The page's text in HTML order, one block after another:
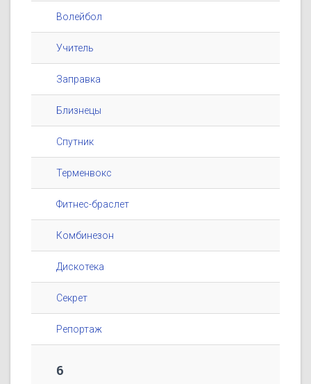
Волейбол
Учитель
Заправка
Близнецы
Спутник
Терменвокс
Фитнес-браслет
Комбинезон
Дискотека
Секрет
Репортаж
6